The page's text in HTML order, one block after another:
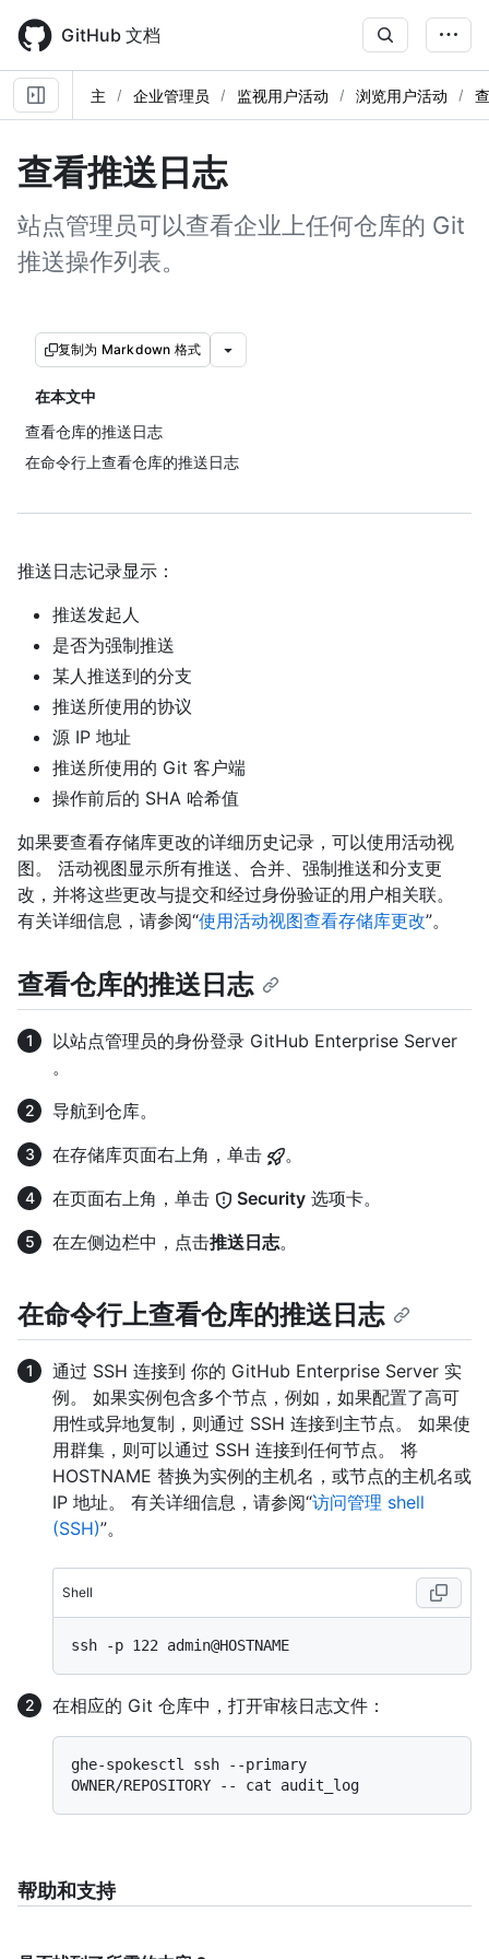
main
content
GitHub 文档
主 企业管理员 监视用户活动 浏览用户活动
查看推送日志
站点管理员可以查看企业上任何仓库的 Git
推送操作列表。
复制为 Markdown 格式
在本文中
查看仓库的推送日志
在命令行上查看仓库的推送日志
推送日志记录显示：
推送发起人
是否为强制推送
某人推送到的分支
推送所使用的协议
源 IP 地址
推送所使用的 Git 客户端
操作前后的 SHA 哈希值
如果要查看存储库更改的详细历史记录，可以使用活动视
图。 活动视图显示所有推送、合并、强制推送和分支更
改，并将这些更改与提交和经过身份验证的用户相关联。
有关详细信息，请参阅“使用活动视图查看存储库更改”。
查看仓库的推送日志
以站点管理员的身份登录 GitHub Enterprise Server
。
导航到仓库。
在存储库页面右上角，单击
。
在页面右上角，单击
Security 选项卡。
在左侧边栏中，点击推送日志。
在命令行上查看仓库的推送日志
通过 SSH 连接到 你的 GitHub Enterprise Server 实
例。 如果实例包含多个节点，例如，如果配置了高可
用性或异地复制，则通过 SSH 连接到主节点。 如果使
用群集，则可以通过 SSH 连接到任何节点。 将
HOSTNAME 替换为实例的主机名，或节点的主机名或
IP 地址。 有关详细信息，请参阅“访问管理 shell
(SSH)”。
Shell
在相应的 Git 仓库中，打开审核日志文件：
ghe-spokesctl ssh --primary
帮助和支持